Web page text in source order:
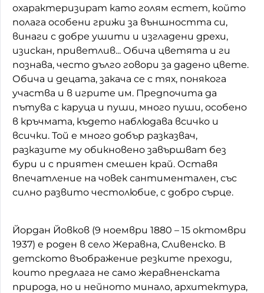
охарактеризират като голям естет, който
полага особени грижи за външността си,
винаги с добре ушити и изгладени дрехи,
изискан, приветлив... Обича цветята и ги
познава, често дълго говори за дадено цвете.
Обича и децата, закача се с тях, понякога
участва и в игрите им. Предпочита да
пътува с каруца и пуши, много пуши, особено
в кръчмата, където наблюдава всичко и
всички. Той е много добър разказвач,
разказите му обикновено завършват без
бури и с приятен смешен край. Оставя
впечатление на човек сантиментален, със
силно развито честолюбие, с добро сърце.
Йордан Йовков (9 ноември 1880 – 15 октомври
1937) е роден в село Жеравна, Сливенско. В
детското въображение резките преходи,
които предлага не само жеравненската
природа, но и нейното минало, архитектура,